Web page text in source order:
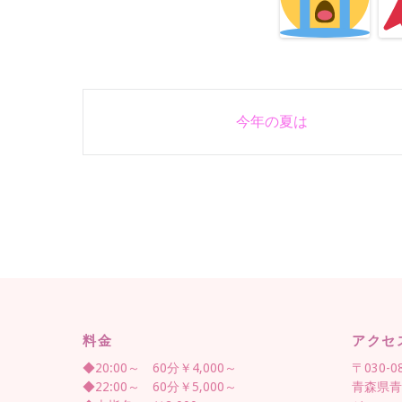
今年の夏は
料金
◆20:00～ 60分￥4,000～
◆22:00～ 60分￥5,000～
アクセ
〒030-
青森県